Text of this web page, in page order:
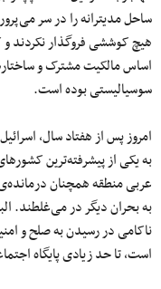
ساحل مدیترانه را در سر
اساس مالکیت مشترک و
سوسیالیستی بوده است.
امروز پس از هفتاد سال،
به یکی از پیشرفته‌ترین
عربی منطقه همچنان
به بحران دیگر در می‌غلطند.
ناکامی ‌در رسیدن به صلح و
است، تا حد زیادی پایگاه